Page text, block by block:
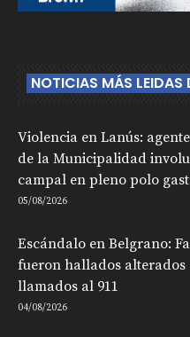
NOTICIAS MÁS LEIDAS
Violencia en Lanús:
de la Municipalidad
campal en pleno polo
05/08/2026
Escándalo en Belgrano:
fueron hallados
llamados al 911
04/08/2026